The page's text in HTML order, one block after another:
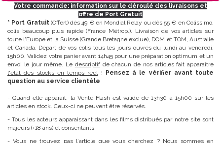
Votre commande: information sur le déroulé des livraisons et
offre de Port Gratuit
* Port Gratuit(Offert) dès 49 € en Mondial Relay ou dès 55 € en Colissimo,
colis beaucoup plus rapide (France Métrop.). Livraison de vos articles sur
toute l'Europe et la Suisse (Grande Bretagne exclue), DOM et TOM, Australie
et Canada. Départ de vos colis tous les jours ouvrés du lundi au vendredi,
15h00. Validez votre panier avant 14h45 pour une préparation optimum et un
envoi le jour même. Le descriptifde chacun de nos articles fait apparaître
l'état des stocks en temps réel ! Pensez à le vérifier avant toute
question au service clientèle
- Quand elle apparaît, la Vente Flash est valide de 13h30 à 15h00 sur les
articles en stock. Ceux-ci ne peuvent être réservés.
- Tous les acteurs apparaissant dans les films distribués par notre site sont
majeurs (+18 ans) et consentants.
- Vous ne trouvez pas l´article que vous cherchez ? Nous sommes en